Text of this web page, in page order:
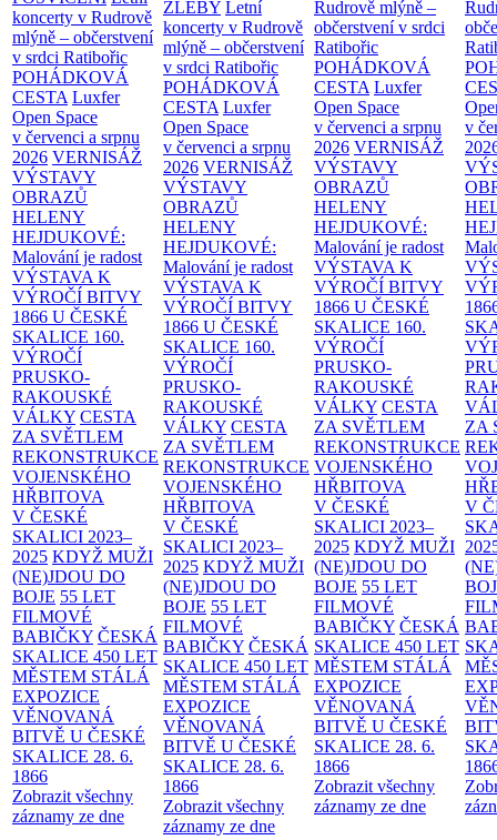
koncerty v Rudrově
mlýně – občerstvení
v srdci Ratibořic
POHÁDKOVÁ
CESTA Luxfer
Open Space
v červenci a srpnu
2026 VERNISÁŽ
VÝSTAVY
OBRAZŮ
HELENY
HEJDUKOVÉ:
Malování je radost
VÝSTAVA K
VÝROČÍ BITVY
1866 U ČESKÉ
SKALICE 160.
VÝROČÍ
PRUSKO-
RAKOUSKÉ
VÁLKY CESTA
ZA SVĚTLEM
REKONSTRUKCE
VOJENSKÉHO
HŘBITOVA
V ČESKÉ
SKALICI 2023–
2025 KDYŽ MUŽI
(NE)JDOU DO
BOJE 55 LET
FILMOVÉ
BABIČKY ČESKÁ
SKALICE 450 LET
MĚSTEM STÁLÁ
EXPOZICE
VĚNOVANÁ
BITVĚ U ČESKÉ
SKALICE 28. 6.
1866
Zobrazit všechny
záznamy ze dne
ŽLEBY Letní
koncerty v Rudrově
mlýně – občerstvení
v srdci Ratibořic
POHÁDKOVÁ
CESTA Luxfer
Open Space
v červenci a srpnu
2026 VERNISÁŽ
VÝSTAVY
OBRAZŮ
HELENY
HEJDUKOVÉ:
Malování je radost
VÝSTAVA K
VÝROČÍ BITVY
1866 U ČESKÉ
SKALICE 160.
VÝROČÍ
PRUSKO-
RAKOUSKÉ
VÁLKY CESTA
ZA SVĚTLEM
REKONSTRUKCE
VOJENSKÉHO
HŘBITOVA
V ČESKÉ
SKALICI 2023–
2025 KDYŽ MUŽI
(NE)JDOU DO
BOJE 55 LET
FILMOVÉ
BABIČKY ČESKÁ
SKALICE 450 LET
MĚSTEM STÁLÁ
EXPOZICE
VĚNOVANÁ
BITVĚ U ČESKÉ
SKALICE 28. 6.
1866
Zobrazit všechny
záznamy ze dne
Rudrově mlýně –
občerstvení v srdci
Ratibořic
POHÁDKOVÁ
CESTA Luxfer
Open Space
v červenci a srpnu
2026 VERNISÁŽ
VÝSTAVY
OBRAZŮ
HELENY
HEJDUKOVÉ:
Malování je radost
VÝSTAVA K
VÝROČÍ BITVY
1866 U ČESKÉ
SKALICE 160.
VÝROČÍ
PRUSKO-
RAKOUSKÉ
VÁLKY CESTA
ZA SVĚTLEM
REKONSTRUKCE
VOJENSKÉHO
HŘBITOVA
V ČESKÉ
SKALICI 2023–
2025 KDYŽ MUŽI
(NE)JDOU DO
BOJE 55 LET
FILMOVÉ
BABIČKY ČESKÁ
SKALICE 450 LET
MĚSTEM STÁLÁ
EXPOZICE
VĚNOVANÁ
BITVĚ U ČESKÉ
SKALICE 28. 6.
1866
Zobrazit všechny
záznamy ze dne
v
ZA
V